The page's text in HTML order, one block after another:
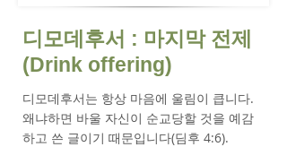
​디모데후서 : 마지막 전제
(Drink offering)
디모데후서는 항상 마음에 울림이 큽니다.
왜냐하면 바울 자신이 순교당할 것을 예감
하고 쓴 글이기 때문입니다(딤후 4:6).